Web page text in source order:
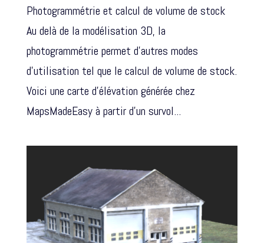
Photogrammétrie et calcul de volume de stock
Au delà de la modélisation 3D, la
photogrammétrie permet d’autres modes
d’utilisation tel que le calcul de volume de stock.
Voici une carte d’élévation générée chez
MapsMadeEasy à partir d’un survol...